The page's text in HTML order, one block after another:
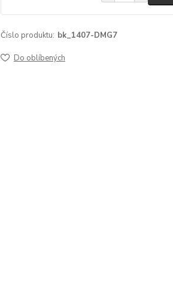
Číslo produktu: bk_1407-DMG7
Do oblíbených